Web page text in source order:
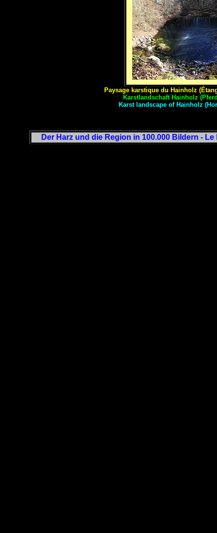
Paysage karstique du Hainholz
Karstlandschaft Hainholz
Karst landscape of Hainholz
Der Harz und die Region in 100.000 Bildern -